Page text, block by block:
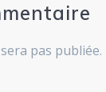
pas publiée.